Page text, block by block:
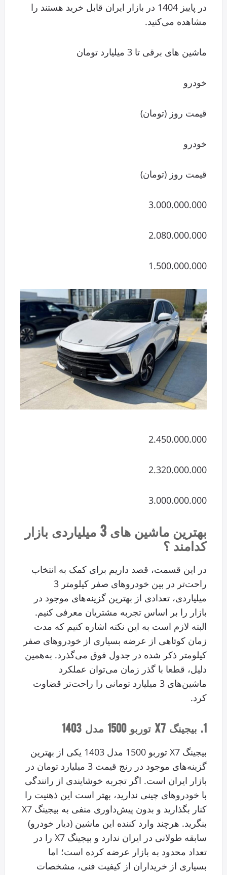
در پاییز 1404 در بازار ایران قابل خرید هستند را
مشاهده می‌کنید.
ماشین های برقی تا 3 میلیارد تومان
خودرو
قیمت روز (تومان)
خودرو
قیمت روز (تومان)
3.000.000.000
2.080.000.000
1.500.000.000
2.450.000.000
2.320.000.000
3.000.000.000
بهترین ماشین های 3 میلیاردی بازار
کدامند ؟
در این قسمت، قصد داریم برای کمک به انتخاب
راحت‌تر در بین خودروهای صفر کیلومتر 3
میلیاردی، تعدادی از بهترین گزینه‌های موجود در
بازار را بر اساس تجربه مشتریان معرفی کنیم.
البته لازم است به این نکته اشاره کنیم که مدت
زمان کوتاهی از عرضه بسیاری از خودروهای صفر
کیلومتر ذکر شده در جدول فوق می‌گذرد. به‌همین
دلیل، قطعا با گذر زمان می‌توان عملکرد
ماشین‌های 3 میلیارد تومانی را راحت‌تر قضاوت
کرد.
1. بیجینگ X7 توربو 1500 مدل 1403
بیجینگ X7 توربو 1500 مدل 1403 یکی از بهترین
گزینه‌های موجود در رنج قیمت 3 میلیارد تومان در
بازار ایران است. اگر تجربه خوشایندی از رانندگی
با خودروهای چینی ندارید، بهتر است این ذهنیت را
کنار بگذارید و بدون پیش‌داوری منفی به بیجینگ X7
بنگرید. هرچند وارد کننده این ماشین (دیار خودرو)
سابقه طولانی در ایران ندارد و بیجینگ X7 را در
تعداد محدود به بازار عرضه کرده است؛‌ اما
بسیاری از خریداران از کیفیت فنی، مشخصات